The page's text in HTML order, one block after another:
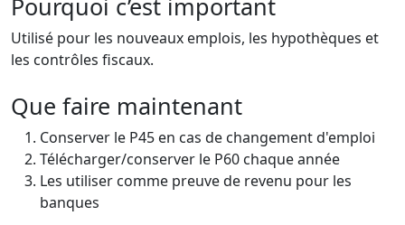
Pourquoi c’est important
Utilisé pour les nouveaux emplois, les hypothèques et
les contrôles fiscaux.
Que faire maintenant
Conserver le P45 en cas de changement d'emploi
Télécharger/conserver le P60 chaque année
Les utiliser comme preuve de revenu pour les
banques